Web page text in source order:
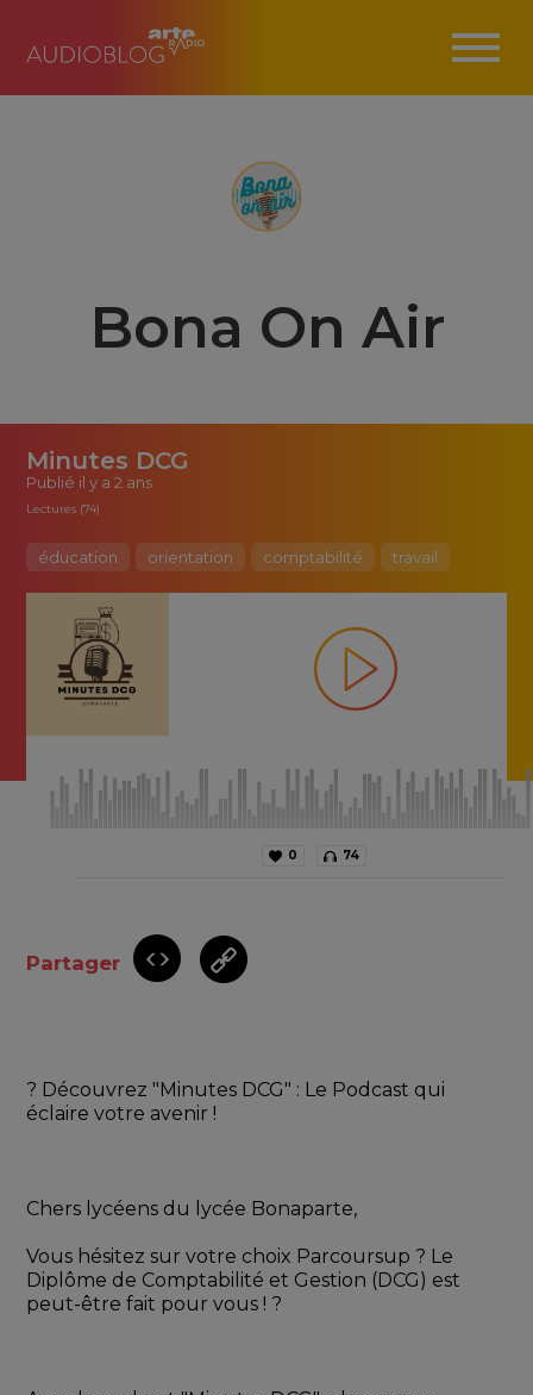
Bona On Air
Minutes DCG
Publié il y a 2 ans
Lectures (74)
éducation orientation comptabilité travail
0 74
Partager
?️ Découvrez "Minutes DCG" : Le Podcast qui
éclaire votre avenir !
Chers lycéens du lycée Bonaparte,
Vous hésitez sur votre choix Parcoursup ? Le
Diplôme de Comptabilité et Gestion (DCG) est
peut-être fait pour vous ! ?